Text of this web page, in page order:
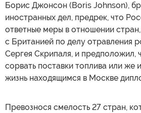
Борис Джонсон (Boris Johnson),
иностранных дел, предрек, что
ответные меры в отношении
с Британией по делу отравления
Сергея Скрипаля, и предположил,
сорвать поставки топлива или же
жизнь находящимся в Москве
Превознося смелость 27 стран,